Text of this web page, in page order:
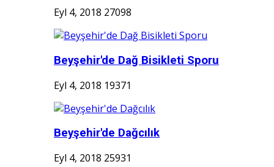
Eyl 4, 2018 27098
Beyşehir'de Dağ Bisikleti Sporu
Eyl 4, 2018 19371
Beyşehir'de Dağcılık
Eyl 4, 2018 25931